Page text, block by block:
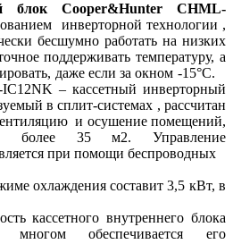
блок Cooper&Hunter CHML-
инверторной технологии ,
бесшумно работать на низких
поддерживать температуру, а
даже если за окном -15°С.
инверторный
в сплит-системах , рассчитан
и осушение помещений,
более 35 м2. Управление
при помощи беспроводных
охлаждения составит 3,5 кВт, в
кассетного внутреннего блока
обеспечивается его